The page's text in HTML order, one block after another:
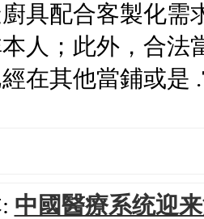
具配合客製化需
人；此外，合法
在其他當鋪或是
中國醫療系统迎